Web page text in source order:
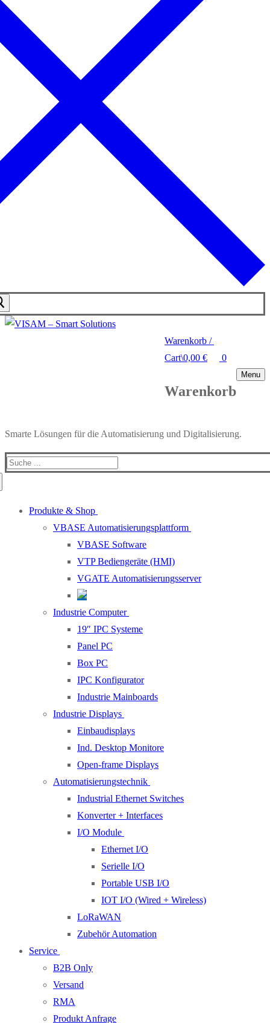
Warenkorb /
Cart\0,00 € 0
Warenkorb
Menu
Smarte Lösungen für die Automatisierung und Digitalisierung.
Produkte & Shop
VBASE Automatisierungsplattform
VBASE Software
VTP Bediengeräte (HMI)
VGATE Automatisierungsserver
Industrie Computer
19″ IPC Systeme
Panel PC
Box PC
IPC Konfigurator
Industrie Mainboards
Industrie Displays
Einbaudisplays
Ind. Desktop Monitore
Open-frame Displays
Automatisierungstechnik
Industrial Ethernet Switches
Konverter + Interfaces
I/O Module
Ethernet I/O
Serielle I/O
Portable USB I/O
IOT I/O (Wired + Wireless)
LoRaWAN
Zubehör Automation
Service
B2B Only
Versand
RMA
Produkt Anfrage